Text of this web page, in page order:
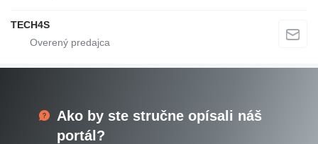
TECH4S
Ako by ste stručne opísali náš
portál?